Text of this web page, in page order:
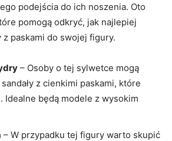
podejścia do ich noszenia. Oto
pomogą odkryć, jak najlepiej
z paskami do swojej figury.
– Osoby o tej sylwetce mogą
z cienkimi paskami, które
Idealne będą modele z wysokim
– W przypadku tej figury warto skupić